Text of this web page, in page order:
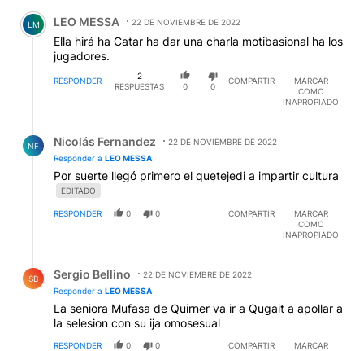
Comentario de LEO MESSA.
LM LEO MESSA 22 DE NOVIEMBRE DE 2022
Ella hirá ha Catar ha dar una charla motibasional ha los
jugadores.
RESPONDER
2
RESPUESTAS
0 0
COMPARTIR
MARCAR
COMO
INAPROPIADO
NF Nicolás Fernandez
22 DE NOVIEMBRE DE 2022
Responder a LEO MESSA
Por suerte llegó primero el quetejedi a impartir cultura
EDITADO
RESPONDER 0 0 COMPARTIR
MARCAR
COMO
INAPROPIADO
SB Sergio Bellino
22 DE NOVIEMBRE DE 2022
Responder a LEO MESSA
La seniora Mufasa de Quirner va ir a Qugait a apollar a
la selesion con su ija omosesual
RESPONDER 0 0 COMPARTIR
MARCAR